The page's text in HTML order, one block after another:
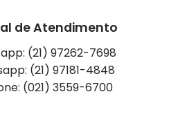
de Atendimento
(21) 97262-7698
(21) 97181-4848
(021) 3559-6700